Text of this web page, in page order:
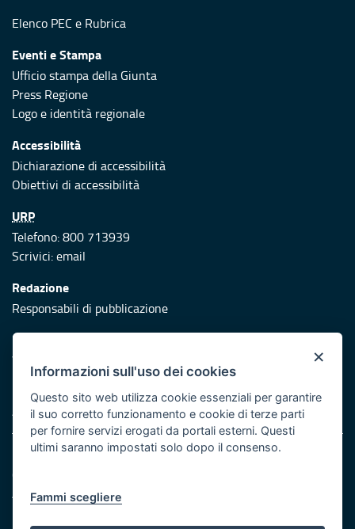
Elenco PEC e Rubrica
Eventi e Stampa
Ufficio stampa della Giunta
Press Regione
Logo e identità regionale
Accessibilità
Dichiarazione di accessibilità
Obiettivi di accessibilità
URP
Telefono: 800 713939
Scrivici:email
Redazione
Responsabili di pubblicazione
Protezione civile
Vai al sito di Protezione Civile Puglia
Iniziativa finanziata con risorse del POR Puglia 2014/2020 -
Asse XI
Note legali
Cookie e privacy
Atti di notifica
×
Informazioni sull'uso dei cookies
Questo sito web utilizza cookie essenziali per garantire
il suo corretto funzionamento e cookie di terze parti
per fornire servizi erogati da portali esterni. Questi
ultimi saranno impostati solo dopo il consenso.
Fammi scegliere